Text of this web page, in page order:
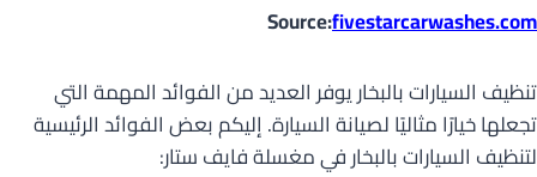
Source:fivestarcarwashes.com
تنظيف السيارات بالبخار يوفر العديد من الفوائد المهمة التي
تجعلها خيارًا مثاليًا لصيانة السيارة. إليكم بعض الفوائد الرئيسية
لتنظيف السيارات بالبخار في مغسلة فايف ستار: